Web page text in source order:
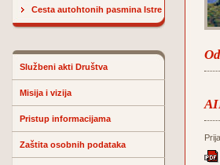
Cesta autohtonih pasmina Istre
Službeni akti Društva
Misija i vizija
Pristup informacijama
Zaštita osobnih podataka